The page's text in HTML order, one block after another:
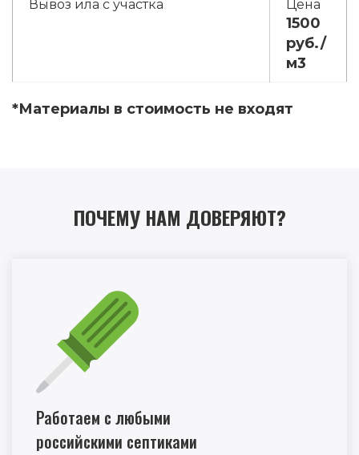
Вывоз ила с участка
1500
руб./
м3
*Материалы в стоимость не входят
ПОЧЕМУ НАМ ДОВЕРЯЮТ?
Работаем с любыми
российскими септиками